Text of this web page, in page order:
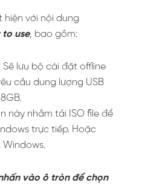
hiện với nội dung
to use, bao gồm:
: Sẽ lưu bộ cài đặt offline
cầu dung lượng USB
này nhằm tải ISO file để
trực tiếp. Hoặc
vào ô tròn để chọn